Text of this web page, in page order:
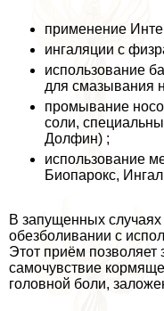
применение
ингаляции с
использование
для смазывания
промывание
соли,
Долфин) ;
использование
Биопарокс,
В запущенных
обезболивании с
Этот приём позволяет
самочувствие
головной боли,